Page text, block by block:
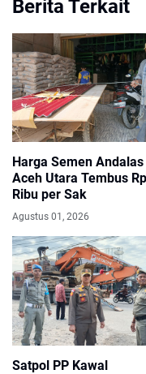
Berita Terkait
Harga Semen
Aceh Utara Tembus
Ribu per Sak
Agustus 01, 2026
Satpol PP Kawal